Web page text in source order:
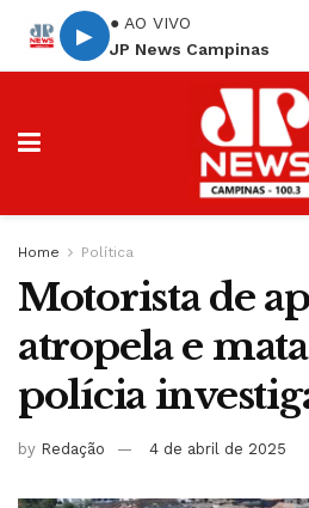
▶
● AO VIVO
JP News Campinas
Home Política
Motorista de
atropela e
polícia
by Redação 4 de abril de 2025